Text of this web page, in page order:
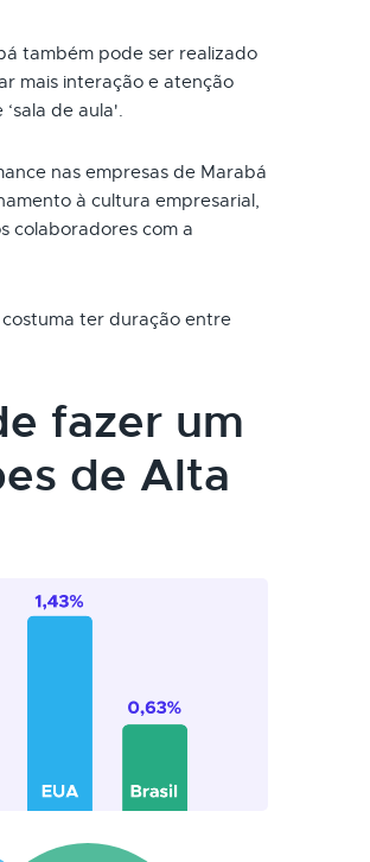
também pode ser realizado
mais interação e atenção
de aula'.
nas empresas de Marabá
à cultura empresarial,
colaboradores com a
ter duração entre
fazer um
de Alta